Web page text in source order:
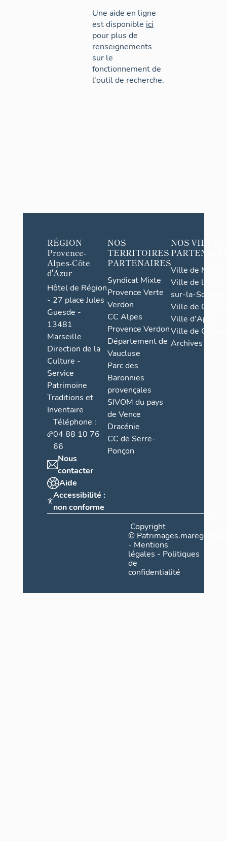
Une aide en ligne
est disponible ici
pour plus de
renseignements
sur le
fonctionnement de
l'outil de recherche.
RÉGION
Provence-
Alpes-Côte
d'Azur
Hôtel de Région
- 27 place Jules
Guesde -
13481
Marseille
Direction de la
Culture -
Service
Patrimoine
Traditions et
Inventaire
Téléphone :
04 88 10 76
66
Nous
contacter
Aide
Accessibilité :
non conforme
NOS
TERRITOIRES
PARTENAIRES
Syndicat Mixte
Provence Verte
Verdon
CC Alpes
Provence Verdon
Département de
Vaucluse
Parc des
Baronnies
provençales
SIVOM du pays
de Vence
Dracénie
CC de Serre-
Ponçon
NOS VILLES
Ville de Nice
Ville de l'Isle-
sur-la-Sorgue
Ville de Grasse
Ville d'Apt
Ville de
Archives
Copyright
©
- Mentions
légales - Politiques
de
confidentialité